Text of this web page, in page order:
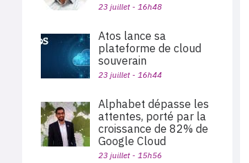
23 juillet - 16h48
Atos lance sa
plateforme de cloud
souverain
23 juillet - 16h44
Alphabet dépasse les
attentes, porté par la
croissance de 82% de
Google Cloud
23 juillet - 15h56